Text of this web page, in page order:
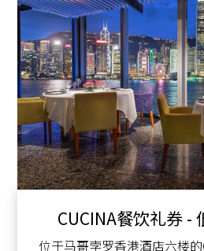
CUCINA餐饮礼券 -
位于马哥孛罗香港酒店六楼